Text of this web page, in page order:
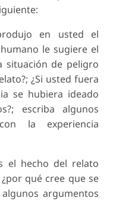
en usted el
le sugiere el
situación de peligro
¿Si usted fuera
se hubiera ideado
escriba algunos
la experiencia
el hecho del relato
qué cree que se
argumentos